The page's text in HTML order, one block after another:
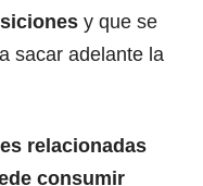
y que se
sacar adelante la
relacionadas
consumir